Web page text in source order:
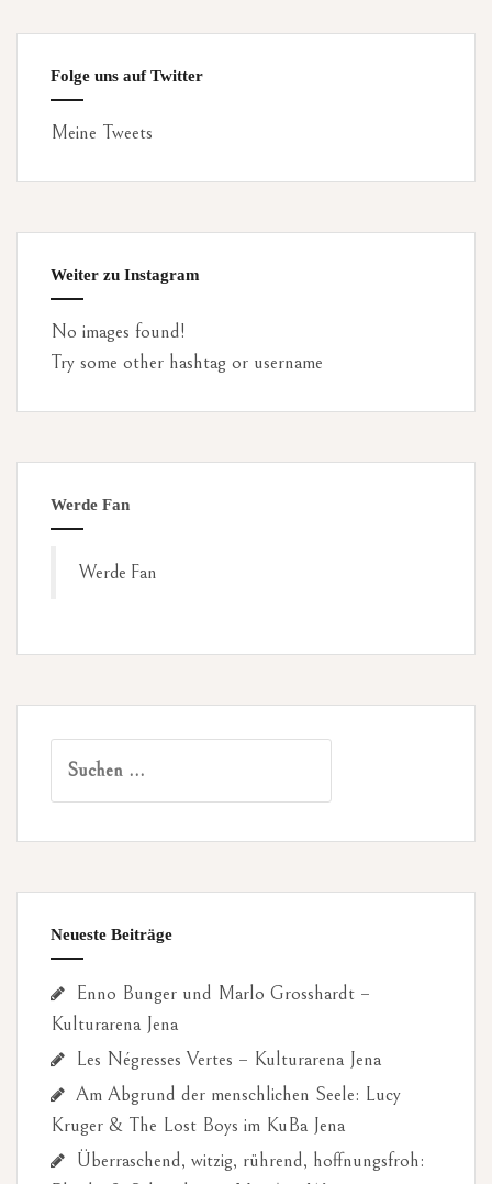
Folge uns auf Twitter
Meine Tweets
Weiter zu Instagram
No images found!
Try some other hashtag or username
Werde Fan
Werde Fan
nach:
Neueste Beiträge
Enno Bunger und Marlo Grosshardt –
Kulturarena Jena
Les Négresses Vertes – Kulturarena Jena
Am Abgrund der menschlichen Seele: Lucy
Kruger & The Lost Boys im KuBa Jena
Überraschend, witzig, rührend, hoffnungsfroh: